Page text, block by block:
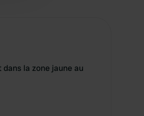
la zone jaune au